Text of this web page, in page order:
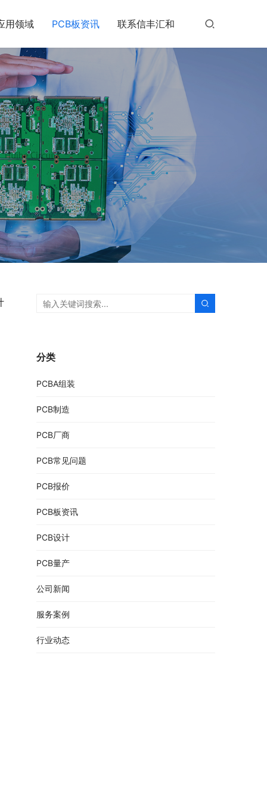
用领域 PCB板资讯 联系信丰汇和
分类
PCBA组装
PCB制造
PCB厂商
PCB常见问题
PCB报价
PCB板资讯
PCB设计
PCB量产
公司新闻
服务案例
行业动态